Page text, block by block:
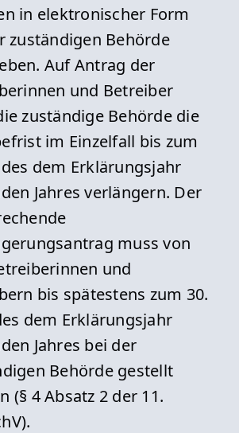
in elektronischer Form
zuständigen Behörde
Auf Antrag der
und Betreiber
zuständige Behörde die
im Einzelfall bis zum
des dem Erklärungsjahr
Jahres verlängern. Der
muss von
und
bis spätestens zum 30.
dem Erklärungsjahr
Jahres bei der
Behörde gestellt
(§ 4 Absatz 2 der 11.